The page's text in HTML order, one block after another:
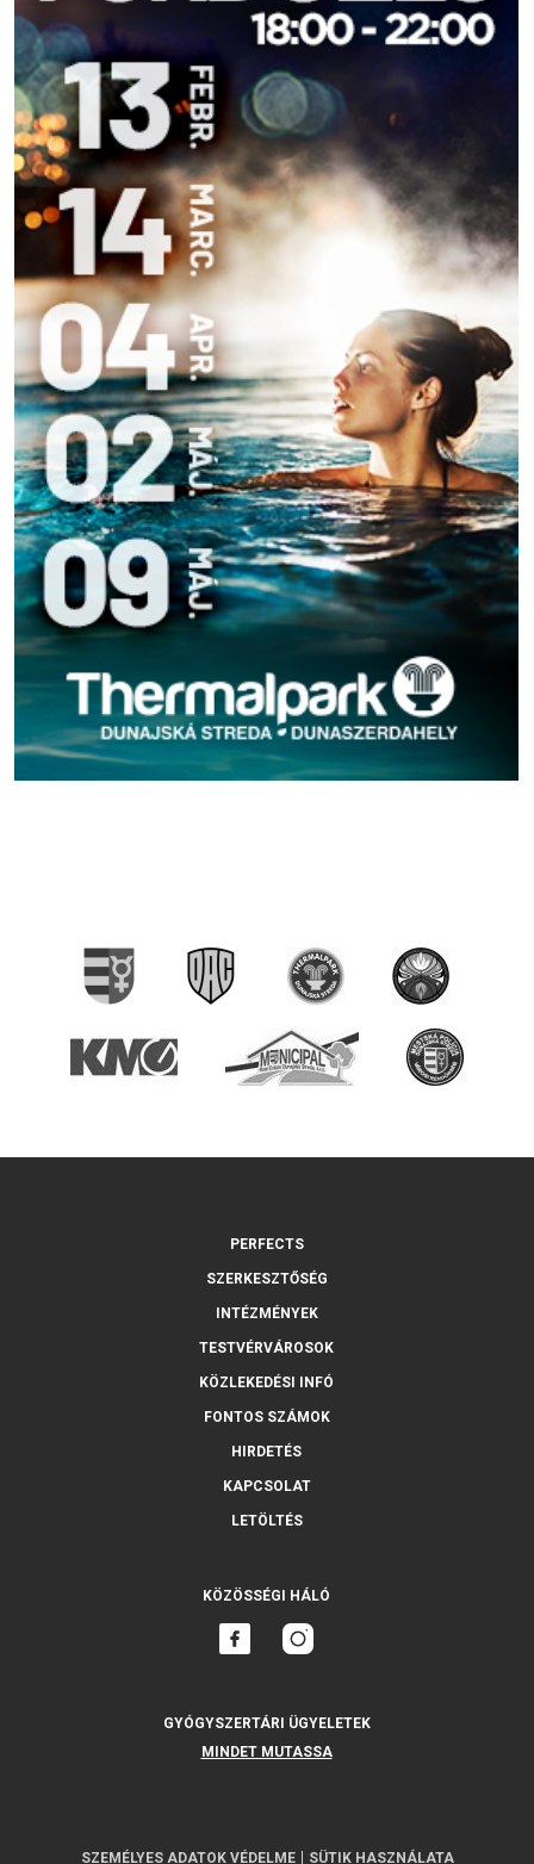
PERFECTS
SZERKESZTŐSÉG
INTÉZMÉNYEK
TESTVÉRVÁROSOK
KÖZLEKEDÉSI INFÓ
FONTOS SZÁMOK
HIRDETÉS
KAPCSOLAT
LETÖLTÉS
KÖZÖSSÉGI HÁLÓ
GYÓGYSZERTÁRI ÜGYELETEK
MINDET MUTASSA
SZEMÉLYES ADATOK VÉDELME SÜTIK HASZNÁLATA